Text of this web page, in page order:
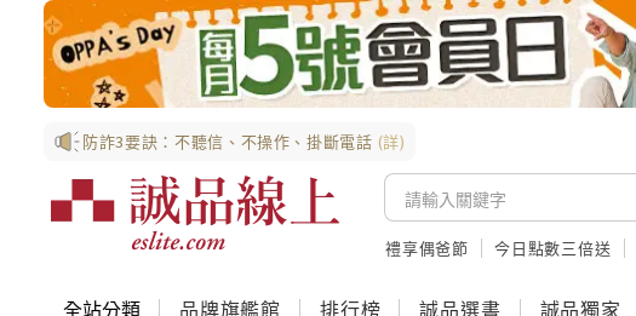
防詐3要訣：不聽信、不操作、掛斷電話 (詳)
禮享偶爸節 今日點數三倍送
全站分類 品牌旗艦館 排行榜 誠品選書 誠品獨家